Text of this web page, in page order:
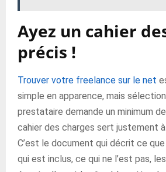
Ayez un cahier
précis !
Trouver votre freelance sur le net
simple en apparence, mais
prestataire demande un minimum
cahier des charges sert justement
C’est le document qui décrit ce
qui est inclus, ce qui ne l’est pas,